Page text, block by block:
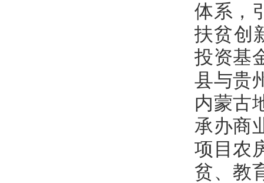
体系，
扶贫创
投资基
县与贵
内蒙古
承办商
项目农
贫、教